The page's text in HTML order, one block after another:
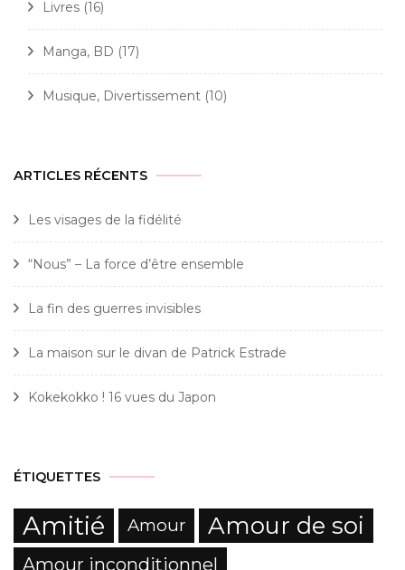
Livres (16)
Manga, BD (17)
Musique, Divertissement (10)
ARTICLES RÉCENTS
Les visages de la fidélité
“Nous” – La force d’être ensemble
La fin des guerres invisibles
La maison sur le divan de Patrick Estrade
Kokekokko ! 16 vues du Japon
ÉTIQUETTES
Amitié Amour Amour de soi
Amour inconditionnel